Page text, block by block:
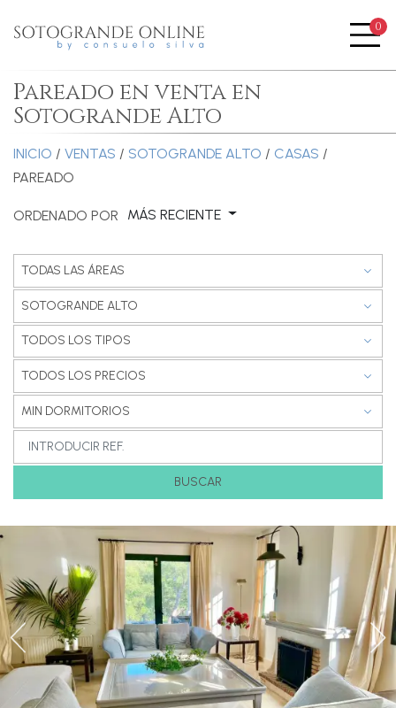
0
Pareado en venta en
Sotogrande Alto
INICIO / VENTAS / SOTOGRANDE ALTO / CASAS /
PAREADO
ORDENADO POR MÁS RECIENTE
Previous
TODAS LAS ÁREAS
SOTOGRANDE ALTO
TODOS LOS TIPOS
TODOS LOS PRECIOS
MIN DORMITORIOS
BUSCAR